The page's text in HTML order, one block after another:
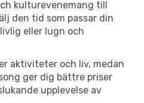
kulturevenemang till
den tid som passar din
eller lugn och
aktiviteter och liv, medan
ger dig bättre priser
upplevelse av